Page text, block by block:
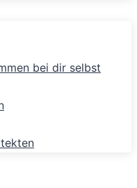
bei dir selbst